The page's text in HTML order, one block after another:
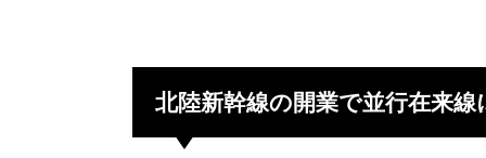
北陸新幹線の開業で並行在来線